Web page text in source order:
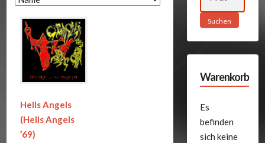
Hells Angels
(Hells Angels
’69)
Suchen
Warenkorb
Es
befinden
sich keine